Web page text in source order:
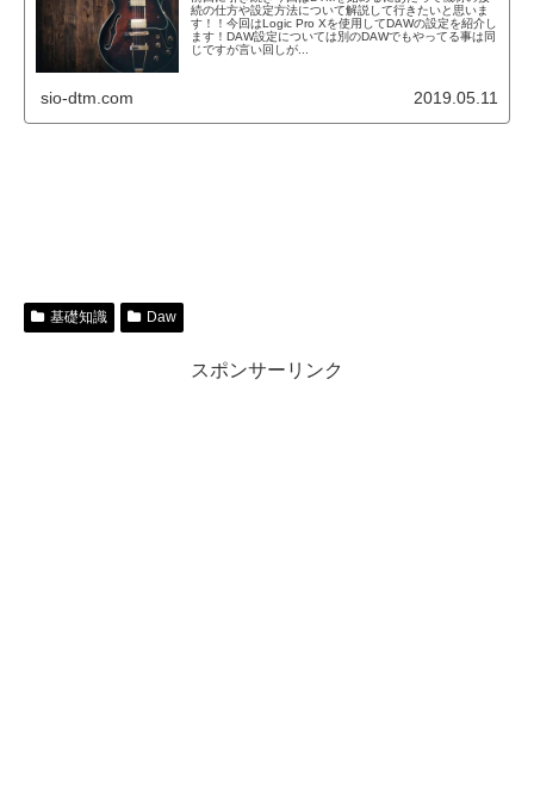
続の仕方や設定方法について解説して行きたいと思いま
す！！今回はLogic Pro Xを使用してDAWの設定を紹介し
ます！DAW設定については別のDAWでもやってる事は同
じですが言い回しが...
sio-dtm.com 2019.05.11
基礎知識 Daw
スポンサーリンク